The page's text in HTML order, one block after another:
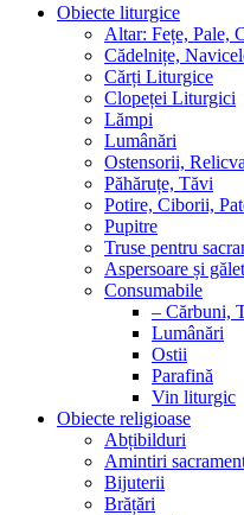
Obiecte liturgice
Altar: Fețe, Pale,
Cădelnițe,
Cărți Liturgice
Clopeței Liturgici
Lămpi
Lumânări
Ostensorii,
Păhăruțe, Tăvi
Potire, Ciborii,
Pupitre
Truse pentru
Aspersoare și
Consumabile
– Cărbuni,
Lumânări
Ostii
Parafină
Vin liturgic
Obiecte religioase
Abțibilduri
Amintiri
Bijuterii
Brățări